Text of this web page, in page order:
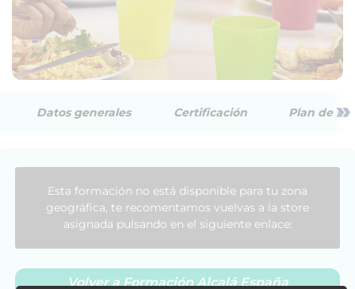
Datos generales Certificación Plan de »
Esta formación no está disponible para tu zona
geográfica, te recomentamos vuelvas a la store
asignada pulsando en el siguiente enlace:
Volver a Formación Alcalá España